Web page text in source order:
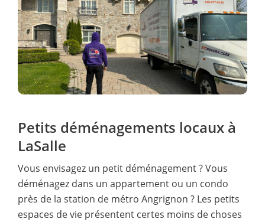
Petits déménagements locaux à
LaSalle
Vous envisagez un petit déménagement ? Vous
déménagez dans un appartement ou un condo
près de la station de métro Angrignon ? Les petits
espaces de vie présentent certes moins de choses